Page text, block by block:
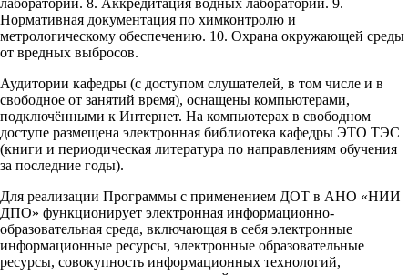
Нормативная документация по химконтролю и
метрологическому обеспечению. 10. Охрана окружающей среды
от вредных выбросов.
Аудитории кафедры (с доступом слушателей, в том числе и в
свободное от занятий время), оснащены компьютерами,
подключёнными к Интернет. На компьютерах в свободном
доступе размещена электронная библиотека кафедры ЭТО ТЭС
(книги и периодическая литература по направлениям обучения
за последние годы).
Для реализации Программы с применением ДОТ в АНО «НИИ
ДПО» функционирует электронная информационно-
образовательная среда, включающая в себя электронные
информационные ресурсы, электронные образовательные
ресурсы, совокупность информационных технологий,